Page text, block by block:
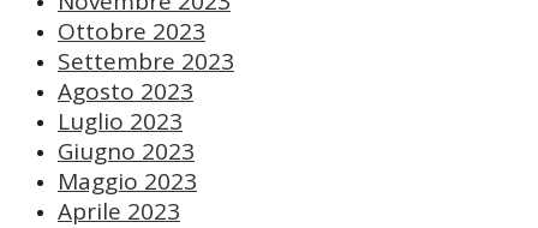
Ottobre 2023
Settembre 2023
Agosto 2023
Luglio 2023
Giugno 2023
Maggio 2023
Aprile 2023